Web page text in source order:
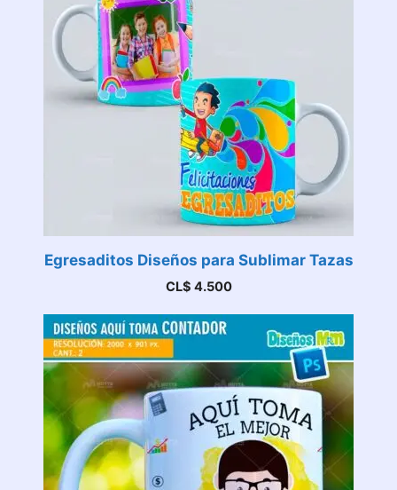
Egresaditos Diseños para Sublimar Tazas
CL$ 4.500